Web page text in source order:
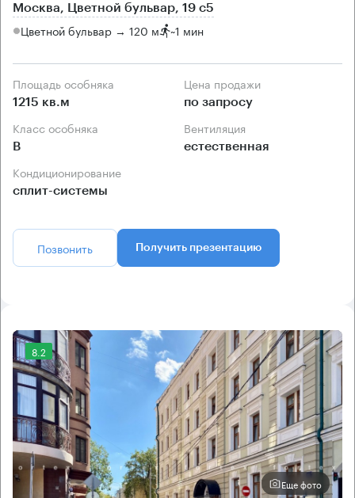
Москва, Цветной бульвар, 19 с5
Цветной бульвар → 120 м ~1 мин
Площадь особняка
1215 кв.м
Цена продажи
по запросу
Класс особняка
B
Вентиляция
естественная
Кондиционирование
сплит-системы
Позвонить Получить презентацию
8.2
Еще фото